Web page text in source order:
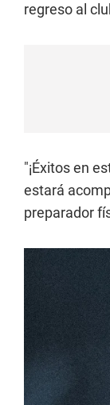
regreso al
"¡Éxitos en
estará
preparador